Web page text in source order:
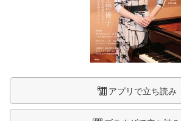
アプリで立ち読み